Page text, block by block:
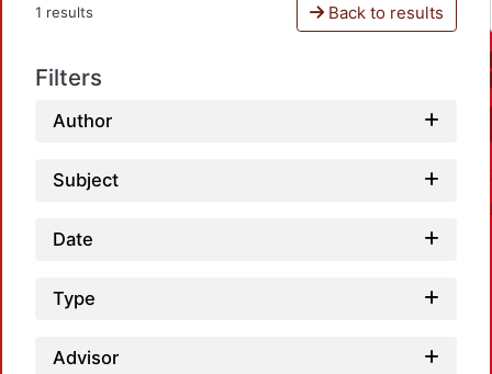
1 results Back to results
Filters
Author
Subject
Date
Type
Advisor